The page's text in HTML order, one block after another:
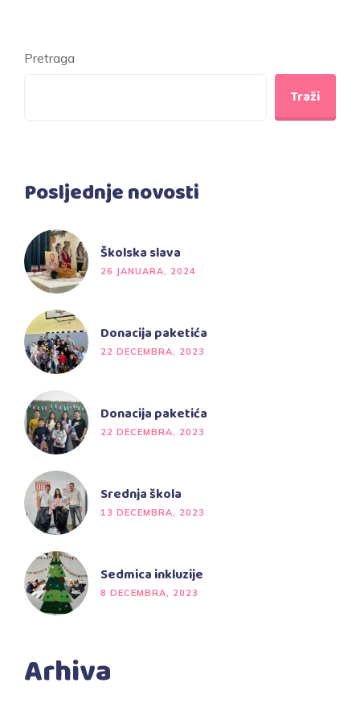
Pretraga
Traži
Posljednje novosti
Školska slava
26 JANUARA, 2024
Donacija paketića
22 DECEMBRA, 2023
Donacija paketića
22 DECEMBRA, 2023
Srednja škola
13 DECEMBRA, 2023
Sedmica inkluzije
8 DECEMBRA, 2023
Arhiva